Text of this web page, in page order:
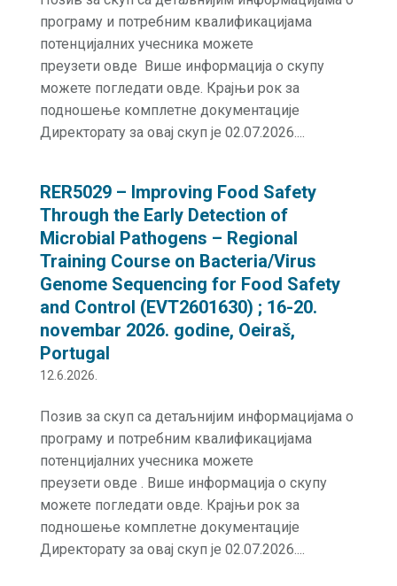
програму и потребним квалификацијама
потенцијалних учесника можете
преузети овде Више информација о скупу
можете погледати овде. Крајњи рок за
подношење комплетне документације
Директорату за овај скуп је 02.07.2026....
RER5029 – Improving Food Safety
Through the Early Detection of
Microbial Pathogens – Regional
Training Course on Bacteria/Virus
Genome Sequencing for Food Safety
and Control (EVT2601630) ; 16-20.
novembar 2026. godine, Oeiraš,
Portugal
12.6.2026.
Позив за скуп са детаљнијим информацијама о
програму и потребним квалификацијама
потенцијалних учесника можете
преузети овде . Више информација о скупу
можете погледати овде. Крајњи рок за
подношење комплетне документације
Директорату за овај скуп је 02.07.2026....